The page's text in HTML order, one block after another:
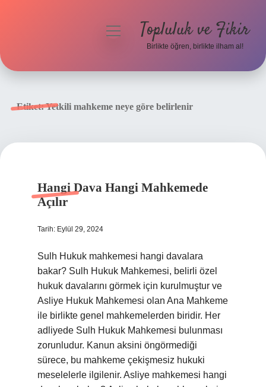
menüyüTopluluk ve Fikir
Birlikte öğren, birlikte ilham al!
Etiket:Yetkili mahkeme neye göre belirlenir
Hangi Dava Hangi Mahkemede
Açılır
Tarih: Eylül 29, 2024
Sulh Hukuk mahkemesi hangi davalara
bakar? Sulh Hukuk Mahkemesi, belirli özel
hukuk davalarını görmek için kurulmuştur ve
Asliye Hukuk Mahkemesi olan Ana Mahkeme
ile birlikte genel mahkemelerden biridir. Her
adliyede Sulh Hukuk Mahkemesi bulunması
zorunludur. Kanun aksini öngörmediği
sürece, bu mahkeme çekişmesiz hukuki
meselelerle ilgilenir. Asliye mahkemesi hangi